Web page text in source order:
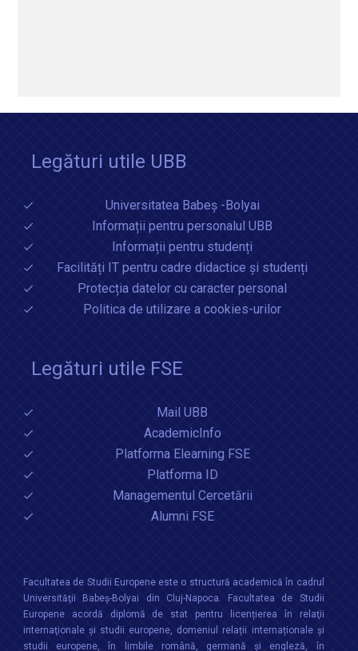
Legături utile UBB
Universitatea Babeș -Bolyai
Informații pentru personalul UBB
Informații pentru studenți
Facilități IT pentru cadre didactice și studenți
Protecția datelor cu caracter personal
Politica de utilizare a cookies-urilor
Legături utile FSE
Mail UBB
AcademicInfo
Platforma Elearning FSE
Platforma ID
Managementul Cercetării
Alumni FSE
Facultatea de Studii Europene este o structură academică în cadrul
Universităţii Babeș-Bolyai din Cluj-Napoca. Facultatea de Studii
Europene acordă diplomă de stat pentru licențierea în relaţii
internaţionale şi studii europene, domeniul relații internaționale şi
studii europene, în limbile română, germană și engleză, în